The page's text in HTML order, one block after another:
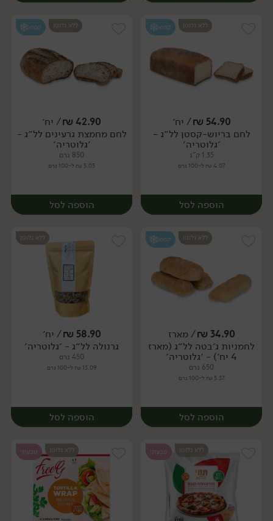
יח׳ יח׳
ללא גלוטן קפוא
54.90
₪/ יח׳
לחם בריוש-קסטן לל״ג -
׳גלוטריה׳
1.35 ק"ג
4.07 ₪ ל-100 גרם
הוספה לסל
יח׳
ללא גלוטן קפוא
42.90
₪/ יח׳
לחם מחמצת גרעינים לל״ג -
׳גלוטריה׳
850 גרם
5.05 ₪ ל-100 גרם
הוספה לסל
יח׳
ללא גלוטן קפוא
34.90
₪/ מארז
לחמניות ג׳בטה לל״ג (מארז
4 יח׳) - ׳גלוטריה׳
650 גרם
5.37 ₪ ל-100 גרם
הוספה לסל
ללא גלוטן
58.90
₪/ יח׳
גרנולה לל״ג - ׳גלוטריה׳
450 גרם
13.09 ₪ ל-100 גרם
הוספה לסל
ללא גלוטן טבעוני ללא גלוטן טבעוני